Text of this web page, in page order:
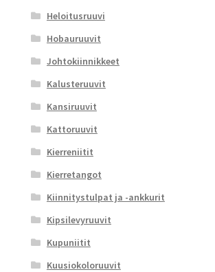
Heloitusruuvi
Hobauruuvit
Johtokiinnikkeet
Kalusteruuvit
Kansiruuvit
Kattoruuvit
Kierreniitit
Kierretangot
Kiinnitystulpat ja -ankkurit
Kipsilevyruuvit
Kupuniitit
Kuusiokoloruuvit